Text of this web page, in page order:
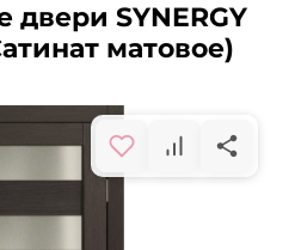
SYNERGY
матовое)